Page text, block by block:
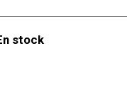
stock